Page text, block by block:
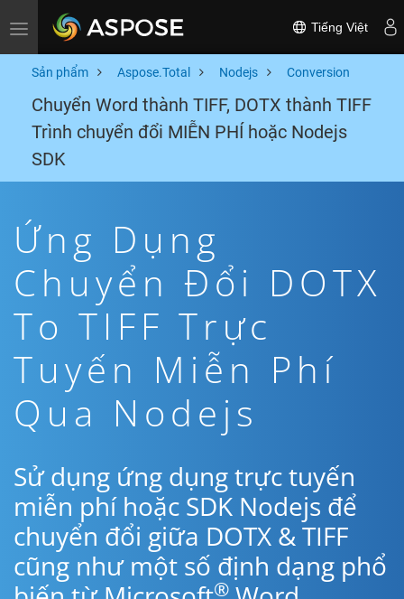
Toggle navigation Tiếng Việt
Sản phẩm Aspose.Total Nodejs Conversion
Chuyển Word thành TIFF, DOTX thành TIFF
Trình chuyển đổi MIỄN PHÍ hoặc Nodejs
SDK
Ứng Dụng
Chuyển Đổi DOTX
To TIFF Trực
Tuyến Miễn Phí
Qua Nodejs
Sử dụng ứng dụng trực tuyến
miễn phí hoặc SDK Nodejs để
chuyển đổi giữa DOTX & TIFF
cũng như một số định dạng phổ
®